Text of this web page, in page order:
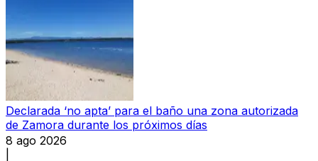
Declarada ‘no apta’ para el baño una zona autorizada
de Zamora durante los próximos días
8 ago 2026